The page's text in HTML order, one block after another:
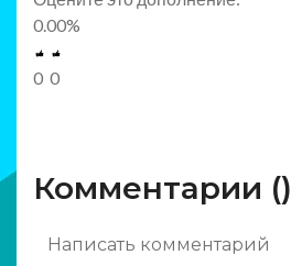
0.00%
0 0
Комментарии ()
Написать комментарий